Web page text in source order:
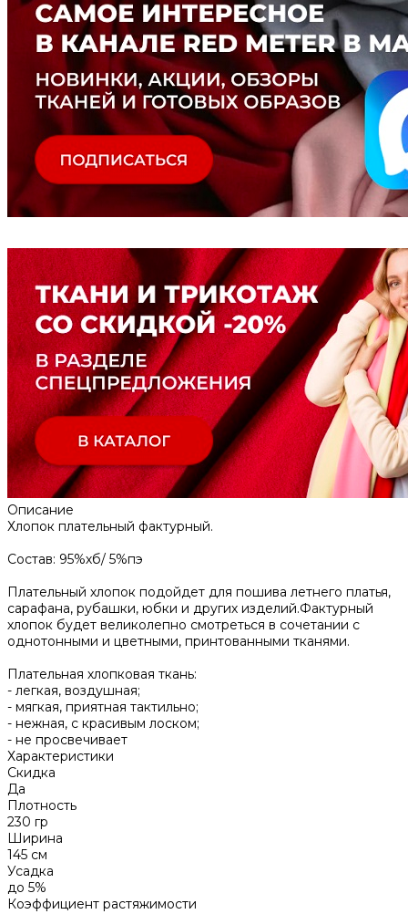
Описание
Хлопок плательный фактурный.
Состав: 95%хб/ 5%пэ
Плательный хлопок подойдет для пошива летнего платья,
сарафана, рубашки, юбки и других изделий.Фактурный
хлопок будет великолепно смотреться в сочетании с
однотонными и цветными, принтованными тканями.
Плательная хлопковая ткань:
- легкая, воздушная;
- мягкая, приятная тактильно;
- нежная, с красивым лоском;
- не просвечивает
Характеристики
Скидка
Да
Плотность
230 гр
Ширина
145 см
Усадка
до 5%
Коэффициент растяжимости